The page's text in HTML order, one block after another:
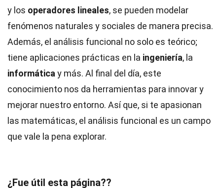
y los operadores lineales, se pueden modelar
fenómenos naturales y sociales de manera precisa.
Además, el análisis funcional no solo es teórico;
tiene aplicaciones prácticas en la ingeniería, la
informática y más. Al final del día, este
conocimiento nos da herramientas para innovar y
mejorar nuestro entorno. Así que, si te apasionan
las matemáticas, el análisis funcional es un campo
que vale la pena explorar.
¿Fue útil esta página??